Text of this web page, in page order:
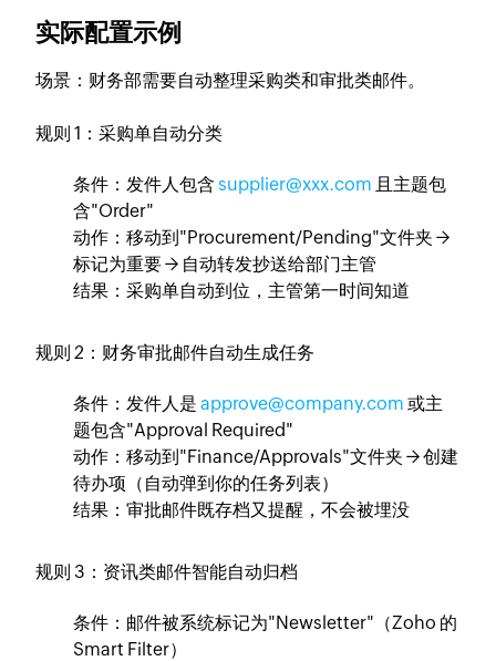
实际配置示例
场景：财务部需要自动整理采购类和审批类邮件。
规则 1：采购单自动分类
条件：发件人包含supplier@xxx.com 且主题包
含"Order"
动作：移动到"Procurement/Pending"文件夹 →
标记为重要 → 自动转发抄送给部门主管
结果：采购单自动到位，主管第一时间知道
规则 2：财务审批邮件自动生成任务
条件：发件人是approve@company.com 或主
题包含"Approval Required"
动作：移动到"Finance/Approvals"文件夹 → 创建
待办项（自动弹到你的任务列表）
结果：审批邮件既存档又提醒，不会被埋没
规则 3：资讯类邮件智能自动归档
条件：邮件被系统标记为"Newsletter"（Zoho 的
Smart Filter）